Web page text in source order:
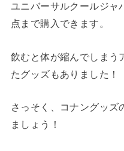
ユニバーサルクールジャ
点まで購入できます。
飲むと体が縮んでしまう
たグッズもありました！
さっそく、コナングッズ
ましょう！